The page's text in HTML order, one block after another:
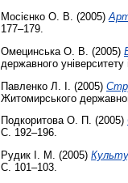
Мосієнко О. В. (2005)
177–179.
Омецинська О. В. (2005)
державного
Павленко Л. І. (2005)
Житомирського
Подкоритова О. П. (2005)
С. 192–196.
Рудик І. М. (2005)
С. 101–103.